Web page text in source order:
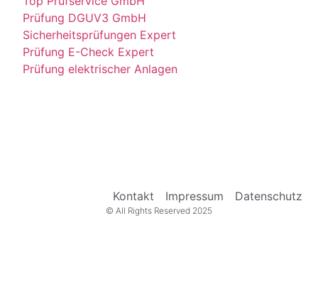
Prüfung DGUV3 GmbH
Sicherheitsprüfungen Expert
Prüfung E-Check Expert
Prüfung elektrischer Anlagen
Kontakt Impressum Datenschutz
© All Rights Reserved 2025